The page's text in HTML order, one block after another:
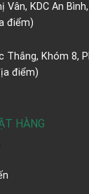
Vân, KDC An
điểm)
Thắng, Khóm 8,
điểm)
HÀNG